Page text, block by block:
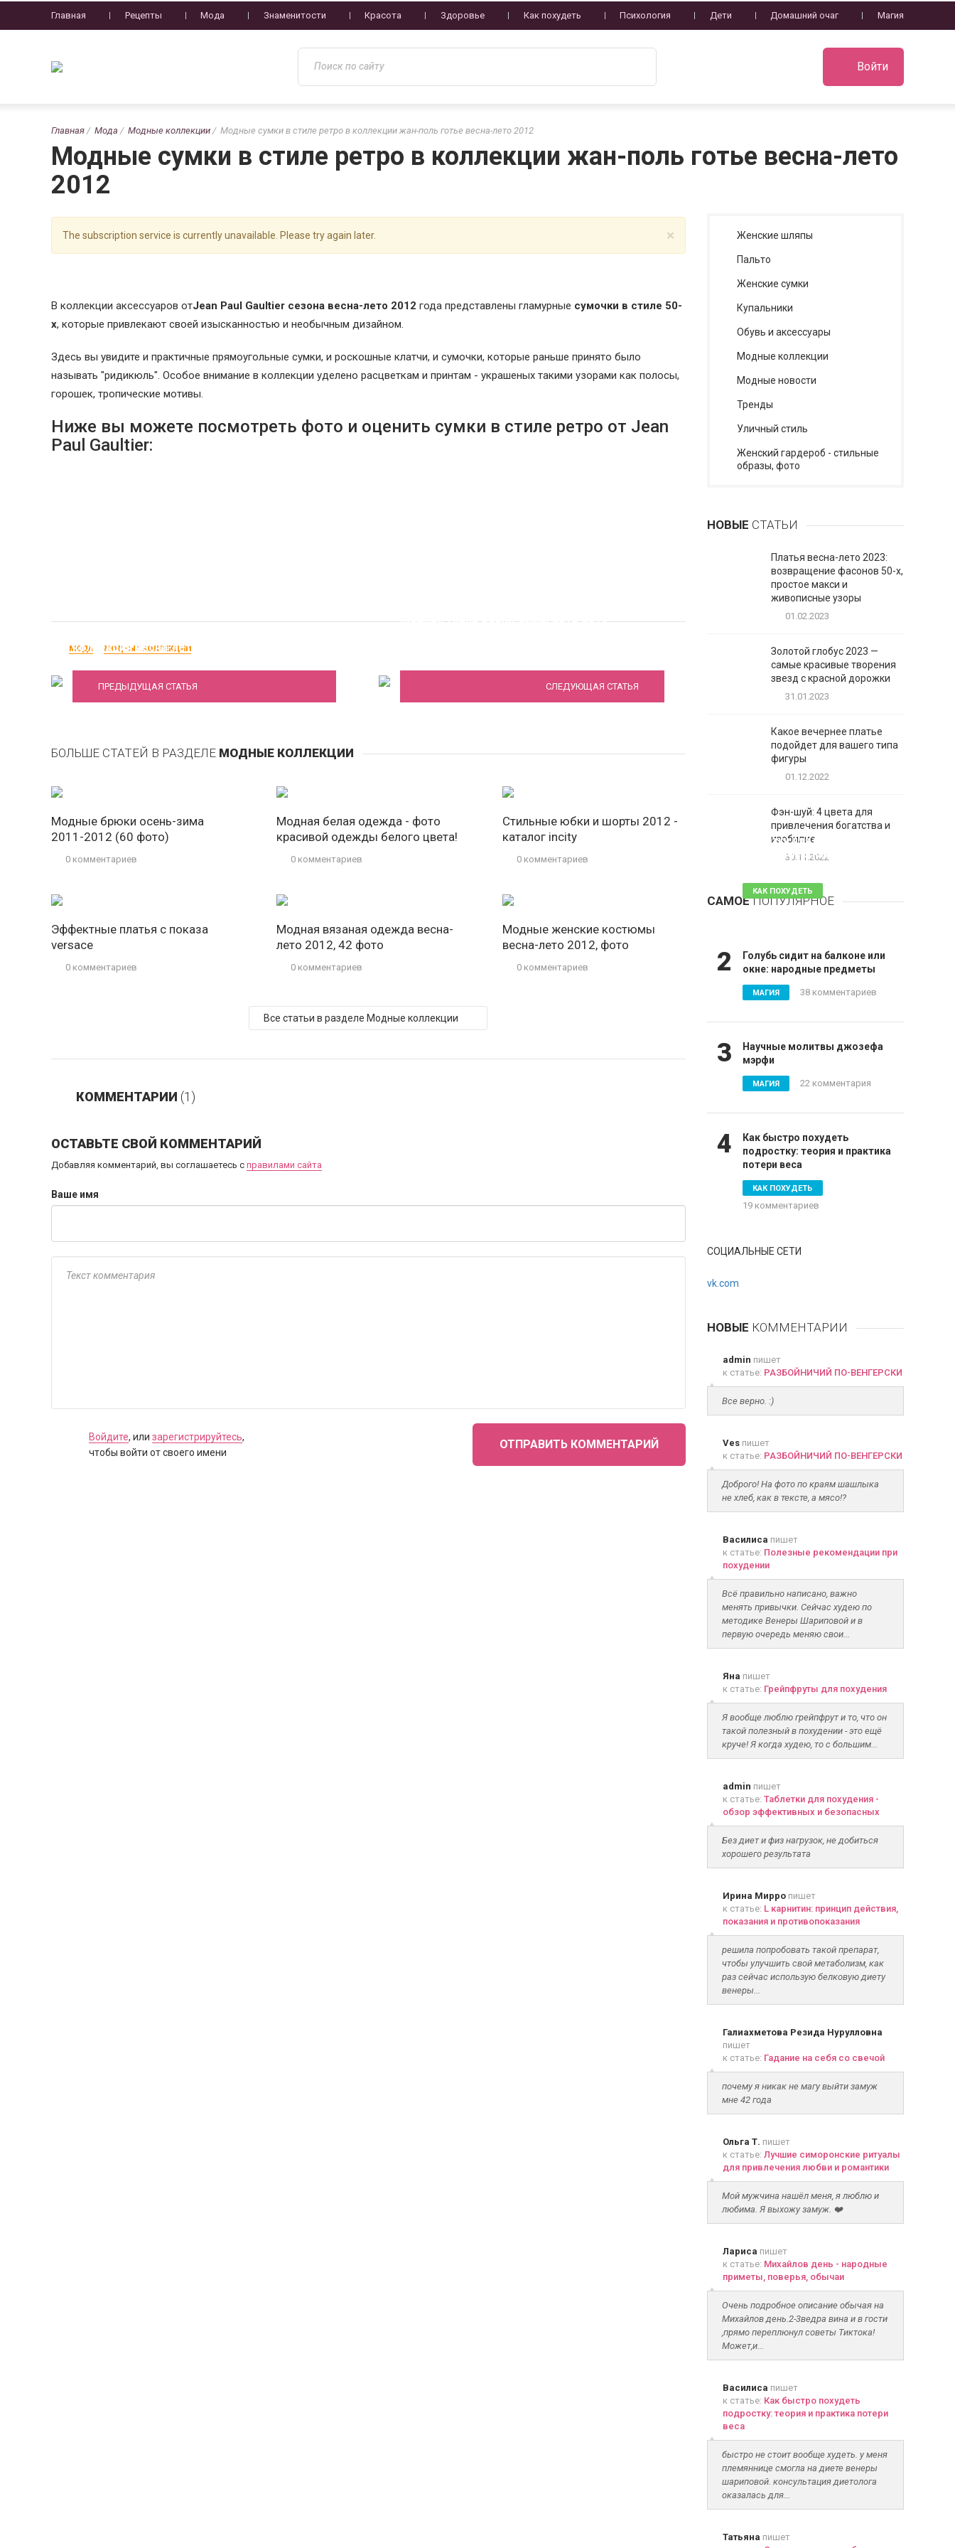
Главная Рецепты Мода Знаменитости Красота Здоровье Как похудеть Психология Дети Домашний очаг Магия
Войти
Главная Мода Модные коллекции Модные сумки в стиле ретро в коллекции жан-поль готье весна-лето 2012
Модные сумки в стиле ретро в коллекции жан-поль готье весна-лето
2012
×
The subscription service is currently unavailable. Please try again later.
В коллекции аксессуаров отJean Paul Gaultier сезона весна-лето 2012 года представлены гламурные сумочки в стиле 50-
х, которые привлекают своей изысканностью и необычным дизайном.
Здесь вы увидите и практичные прямоугольные сумки, и роскошные клатчи, и сумочки, которые раньше принято было
называть "ридикюль". Особое внимание в коллекции уделено расцветкам и принтам - украшеных такими узорами как полосы,
горошек, тропические мотивы.
Ниже вы можете посмотреть фото и оценить сумки в стиле ретро от Jean
Paul Gaultier:
МОДА МОДНЫЕ КОЛЛЕКЦИИ
коллекция весна-лето 2012
ПРЕДЫДУЩАЯ СТАТЬЯ
Модная ткань осени-зимы 2018-2019 –
СЛЕДУЮЩАЯ СТАТЬЯ
БОЛЬШЕ СТАТЕЙ В РАЗДЕЛЕ МОДНЫЕ КОЛЛЕКЦИИ
Модные брюки осень-зима
2011-2012 (60 фото)
0 комментариев
Модная белая одежда - фото
красивой одежды белого цвета!
0 комментариев
Стильные юбки и шорты 2012 -
каталог incity
0 комментариев
Эффектные платья с показа
versace
0 комментариев
Модная вязаная одежда весна-
лето 2012, 42 фото
0 комментариев
Модные женские костюмы
весна-лето 2012, фото
0 комментариев
Все статьи в разделе Модные коллекции
КОММЕНТАРИИ (1)
ОСТАВЬТЕ СВОЙ КОММЕНТАРИЙ
Добавляя комментарий, вы соглашаетесь с правилами сайта
Ваше имя
Войдите, или зарегистрируйтесь,
чтобы войти от своего имени
ОТПРАВИТЬ КОММЕНТАРИЙ
Женские шляпы
Пальто
Женские сумки
Купальники
Обувь и аксессуары
Модные коллекции
Модные новости
Тренды
Уличный стиль
Женский гардероб - стильные
образы, фото
НОВЫЕ СТАТЬИ
Платья весна-лето 2023:
возвращение фасонов 50-х,
простое макси и
живописные узоры
01.02.2023
Золотой глобус 2023 —
самые красивые творения
звезд с красной дорожки
31.01.2023
Какое вечернее платье
подойдет для вашего типа
фигуры
01.12.2022
Фэн-шуй: 4 цвета для
привлечения богатства и
изобилие
30.11.2022
САМОЕПОПУЛЯРНОЕ
Таблетки для похудения -
обзор эффективных и
КАК ПОХУДЕТЬ
81 комментарий
2
Голубь сидит на балконе или
окне: народные предметы
МАГИЯ 38 комментариев
3
Научные молитвы джозефа
мэрфи
МАГИЯ 22 комментария
4
Как быстро похудеть
подростку: теория и практика
потери веса
КАК ПОХУДЕТЬ
19 комментариев
СОЦИАЛЬНЫЕ СЕТИ
vk.com
НОВЫЕ КОММЕНТАРИИ
admin пишет
к статье: РАЗБОЙНИЧИЙ ПО-ВЕНГЕРСКИ
Все верно. :)
Vesпишет
к статье: РАЗБОЙНИЧИЙ ПО-ВЕНГЕРСКИ
Доброго! На фото по краям шашлыка
не хлеб, как в тексте, а мясо!?
Василиса пишет
к статье: Полезные рекомендации при
похудении
Всё правильно написано, важно
менять привычки. Сейчас худею по
методике Венеры Шариповой и в
первую очередь меняю свои...
Яна пишет
к статье: Грейпфруты для похудения
Я вообще люблю грейпфрут и то, что он
такой полезный в похудении - это ещё
круче! Я когда худею, то с большим...
admin пишет
к статье: Таблетки для похудения -
обзор эффективных и безопасных
Без диет и физ нагрузок, не добиться
хорошего результата
Ирина Мирропишет
к статье: L карнитин: принцип действия,
показания и противопоказания
решила попробовать такой препарат,
чтобы улучшить свой метаболизм, как
раз сейчас использую белковую диету
венеры...
Галиахметова Резида Нурулловна
пишет
к статье: Гадание на себя со свечой
почему я никак не магу выйти замуж
мне 42 года
Ольга Т. пишет
к статье: Лучшие симоронские ритуалы
для привлечения любви и романтики
Мой мужчина нашёл меня, я люблю и
любима. Я выхожу замуж. ❤️
Лариса пишет
к статье: Михайлов день - народные
приметы, поверья, обычаи
Очень подробное описание обычая на
Михайлов день.2-3ведра вина и в гости
,прямо переплюнул советы Тиктока!
Может,и...
Василиса пишет
к статье: Как быстро похудеть
подростку: теория и практика потери
веса
быстро не стоит вообще худеть. у меня
племяннице смогла на диете венеры
шариповой. консультация диетолога
оказалась для...
Татьяна пишет